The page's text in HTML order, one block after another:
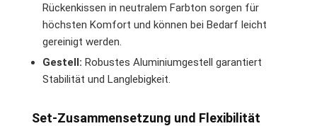
Rückenkissen in neutralem Farbton sorgen für
höchsten Komfort und können bei Bedarf leicht
gereinigt werden.
Gestell: Robustes Aluminiumgestell garantiert
Stabilität und Langlebigkeit.
Set-Zusammensetzung und Flexibilität